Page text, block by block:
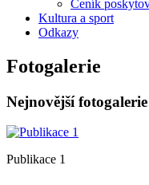
Ceník
Kultura a sport
Odkazy
Fotogalerie
Nejnovější fotogalerie
Publikace 1